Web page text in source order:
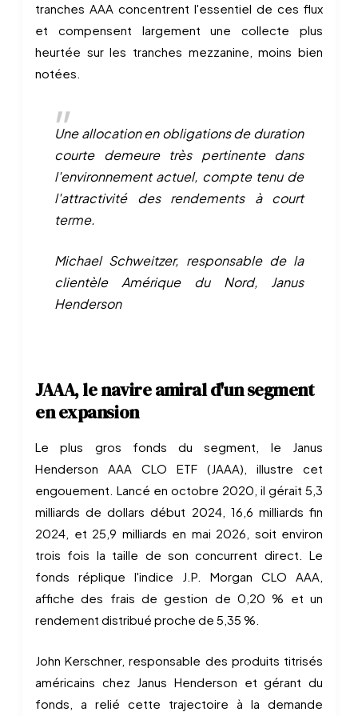
tranches AAA concentrent l'essentiel de ces flux
et compensent largement une collecte plus
heurtée sur les tranches mezzanine, moins bien
notées.
Une allocation en obligations de duration
courte demeure très pertinente dans
l'environnement actuel, compte tenu de
l'attractivité des rendements à court
terme.
Michael Schweitzer, responsable de la
clientèle Amérique du Nord, Janus
Henderson
JAAA, le navire amiral d'un segment
en expansion
Le plus gros fonds du segment, le Janus
Henderson AAA CLO ETF (JAAA), illustre cet
engouement. Lancé en octobre 2020, il gérait 5,3
milliards de dollars début 2024, 16,6 milliards fin
2024, et 25,9 milliards en mai 2026, soit environ
trois fois la taille de son concurrent direct. Le
fonds réplique l'indice J.P. Morgan CLO AAA,
affiche des frais de gestion de 0,20 % et un
rendement distribué proche de 5,35 %.
John Kerschner, responsable des produits titrisés
américains chez Janus Henderson et gérant du
fonds, a relié cette trajectoire à la demande